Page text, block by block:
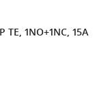
1NO+1NC, 15A